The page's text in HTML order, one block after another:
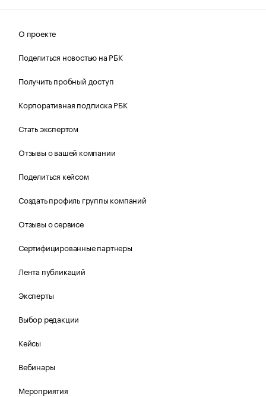
О проекте
Поделиться новостью на РБК
Получить пробный доступ
Корпоративная подписка РБК
Стать экспертом
Отзывы о вашей компании
Поделиться кейсом
Создать профиль группы компаний
Отзывы о сервисе
Сертифицированные партнеры
Лента публикаций
Эксперты
Выбор редакции
Кейсы
Вебинары
Мероприятия